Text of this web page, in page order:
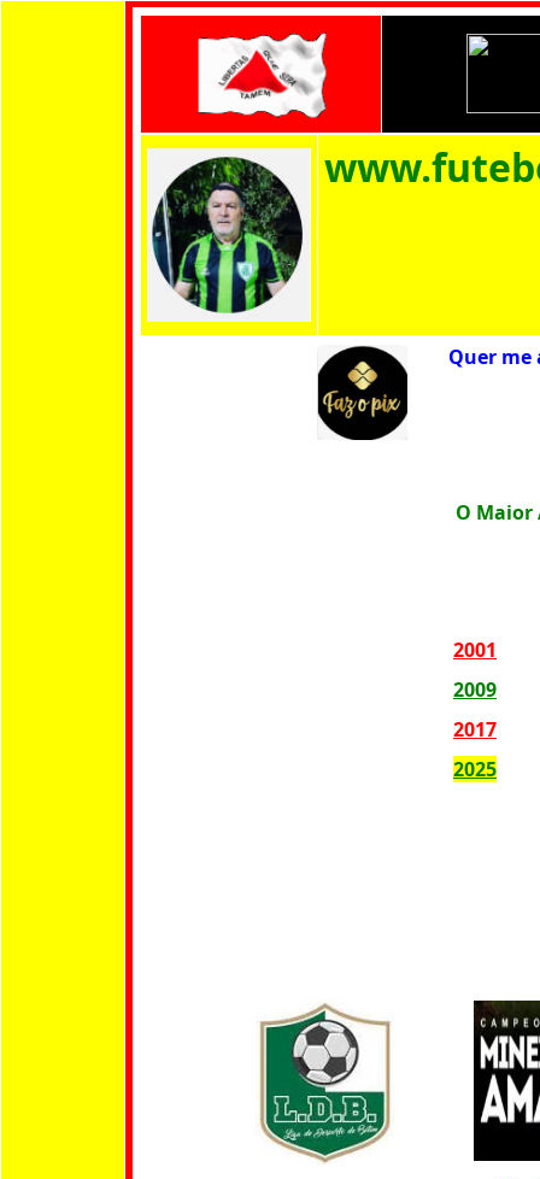
Quer
O Maior
2001
2009
2017
2025